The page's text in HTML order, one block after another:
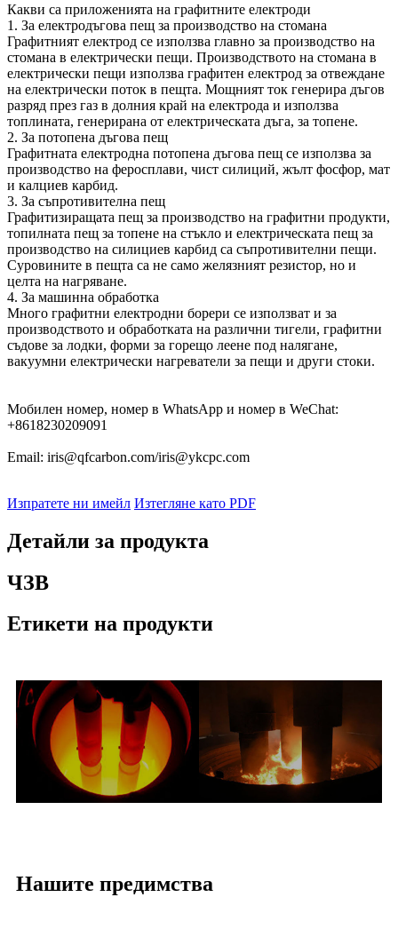
Какви са приложенията на графитните електроди
1. За електродъгова пещ за производство на стомана
Графитният електрод се използва главно за производство на
стомана в електрически пещи. Производството на стомана в
електрически пещи използва графитен електрод за отвеждане
на електрически поток в пещта. Мощният ток генерира дъгов
разряд през газ в долния край на електрода и използва
топлината, генерирана от електрическата дъга, за топене.
2. За потопена дъгова пещ
Графитната електродна потопена дъгова пещ се използва за
производство на феросплави, чист силиций, жълт фосфор, мат
и калциев карбид.
3. За съпротивителна пещ
Графитизиращата пещ за производство на графитни продукти,
топилната пещ за топене на стъкло и електрическата пещ за
производство на силициев карбид са съпротивителни пещи.
Суровините в пещта са не само желязният резистор, но и
целта на нагряване.
4. За машинна обработка
Много графитни електродни борери се използват и за
производството и обработката на различни тигели, графитни
съдове за лодки, форми за горещо леене под налягане,
вакуумни електрически нагреватели за пещи и други стоки.
Мобилен номер, номер в WhatsApp и номер в WeChat:
+8618230209091
Email: iris@qfcarbon.com/iris@ykcpc.com
Изпратете ни имейл Изтегляне като PDF
Детайли за продукта
ЧЗВ
Етикети на продукти
Нашите предимства